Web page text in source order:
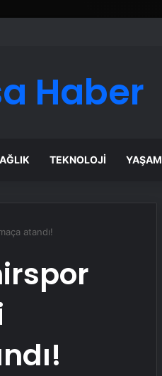
Haber
TEKNOLOJI YAŞAM
atandı!